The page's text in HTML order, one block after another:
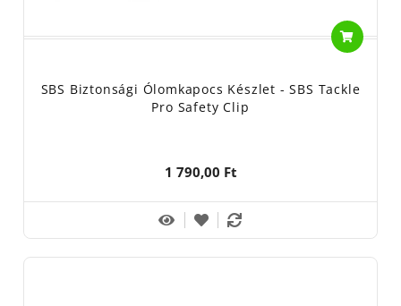
SBS Biztonsági Ólomkapocs Készlet - SBS Tackle
Pro Safety Clip
1 790,00 Ft